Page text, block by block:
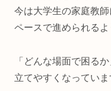
今は大学生の家庭教
ペースで進められるよ
「どんな場面で困る
立てやすくなっていま